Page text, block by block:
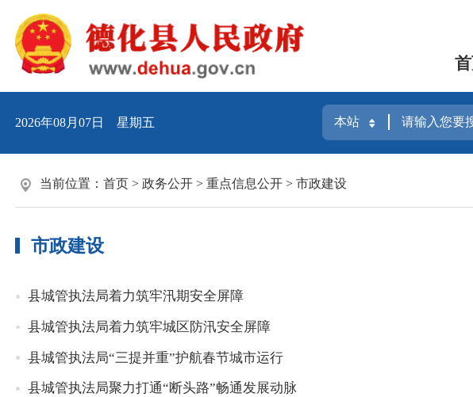
2026年08月07日 星期五
当前位置： 首页 > 政务公开 > 重点信息公开 > 市政建设
市政建设
县城管执法局着力筑牢汛期安全屏障
县城管执法局着力筑牢城区防汛安全屏障
县城管执法局“三提并重”护航春节城市运行
县城管执法局聚力打通“断头路”畅通发展动脉